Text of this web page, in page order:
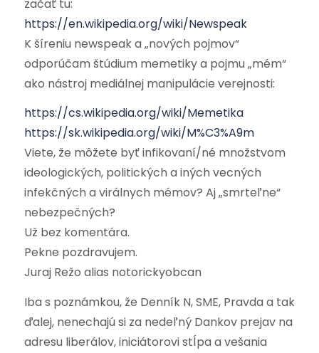
začať tu:
https://en.wikipedia.org/wiki/Newspeak
K šíreniu newspeak a „nových pojmov“
odporúčam štúdium memetiky a pojmu „mém“
ako nástroj mediálnej manipulácie verejnosti:
https://cs.wikipedia.org/wiki/Memetika
https://sk.wikipedia.org/wiki/M%C3%A9m
Viete, že môžete byť infikovaní/né množstvom
ideologických, politických a iných vecných
infekčných a virálnych mémov? Aj „smrteľne“
nebezpečných?
Už bez komentára.
Pekne pozdravujem.
Juraj Režo alias notorickyobcan
Iba s poznámkou, že Denník N, SME, Pravda a tak
ďalej, nenechajú si za nedeľný Dankov prejav na
adresu liberálov, iniciátorovi stĺpa a vešania